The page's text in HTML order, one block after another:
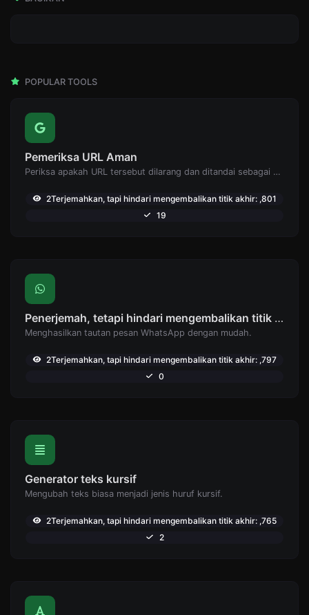
POPULAR TOOLS
Pemeriksa URL Aman
Periksa apakah URL tersebut dilarang dan ditandai sebagai aman/tidak aman oleh Google.
2Terjemahkan, tapi hindari mengembalikan titik akhir: ,801
19
Penerjemah, tetapi hindari mengembalikan titik akhir: Pembuat tautan WhatsApp
Menghasilkan tautan pesan WhatsApp dengan mudah.
2Terjemahkan, tapi hindari mengembalikan titik akhir: ,797
0
Generator teks kursif
Mengubah teks biasa menjadi jenis huruf kursif.
2Terjemahkan, tapi hindari mengembalikan titik akhir: ,765
2